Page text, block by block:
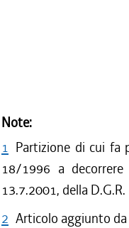
Note:
1 Partizione di cui fa
18/1996 a
13.7.2001, della
2 Articolo aggiunto